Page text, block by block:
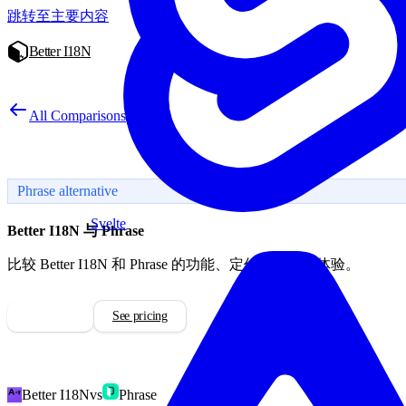
跳转至主要内容
Better I18N
Svelte
All Comparisons
Phrase alternative
Better I18N 与 Phrase
比较 Better I18N 和 Phrase 的功能、定价和开发者体验。
See pricing
Better I18Nvs Phrase